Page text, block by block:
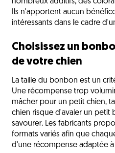
Ils n'apportent aucun
intéressants dans le cadre
Choisissez un
de votre chien
La taille du bonbon est un
Une récompense trop
mâcher pour un petit chien,
chien risque d'avaler un petit
savourer. Les fabricants
formats variés afin que
d'une récompense adaptée